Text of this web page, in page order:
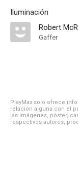
Iluminación
Robert
Gaffer
PlayMax solo ofrece
relación alguna con el
las imágenes, póster,
respectivos autores,